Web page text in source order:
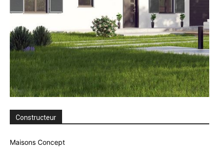
Constructeur
Maisons Concept